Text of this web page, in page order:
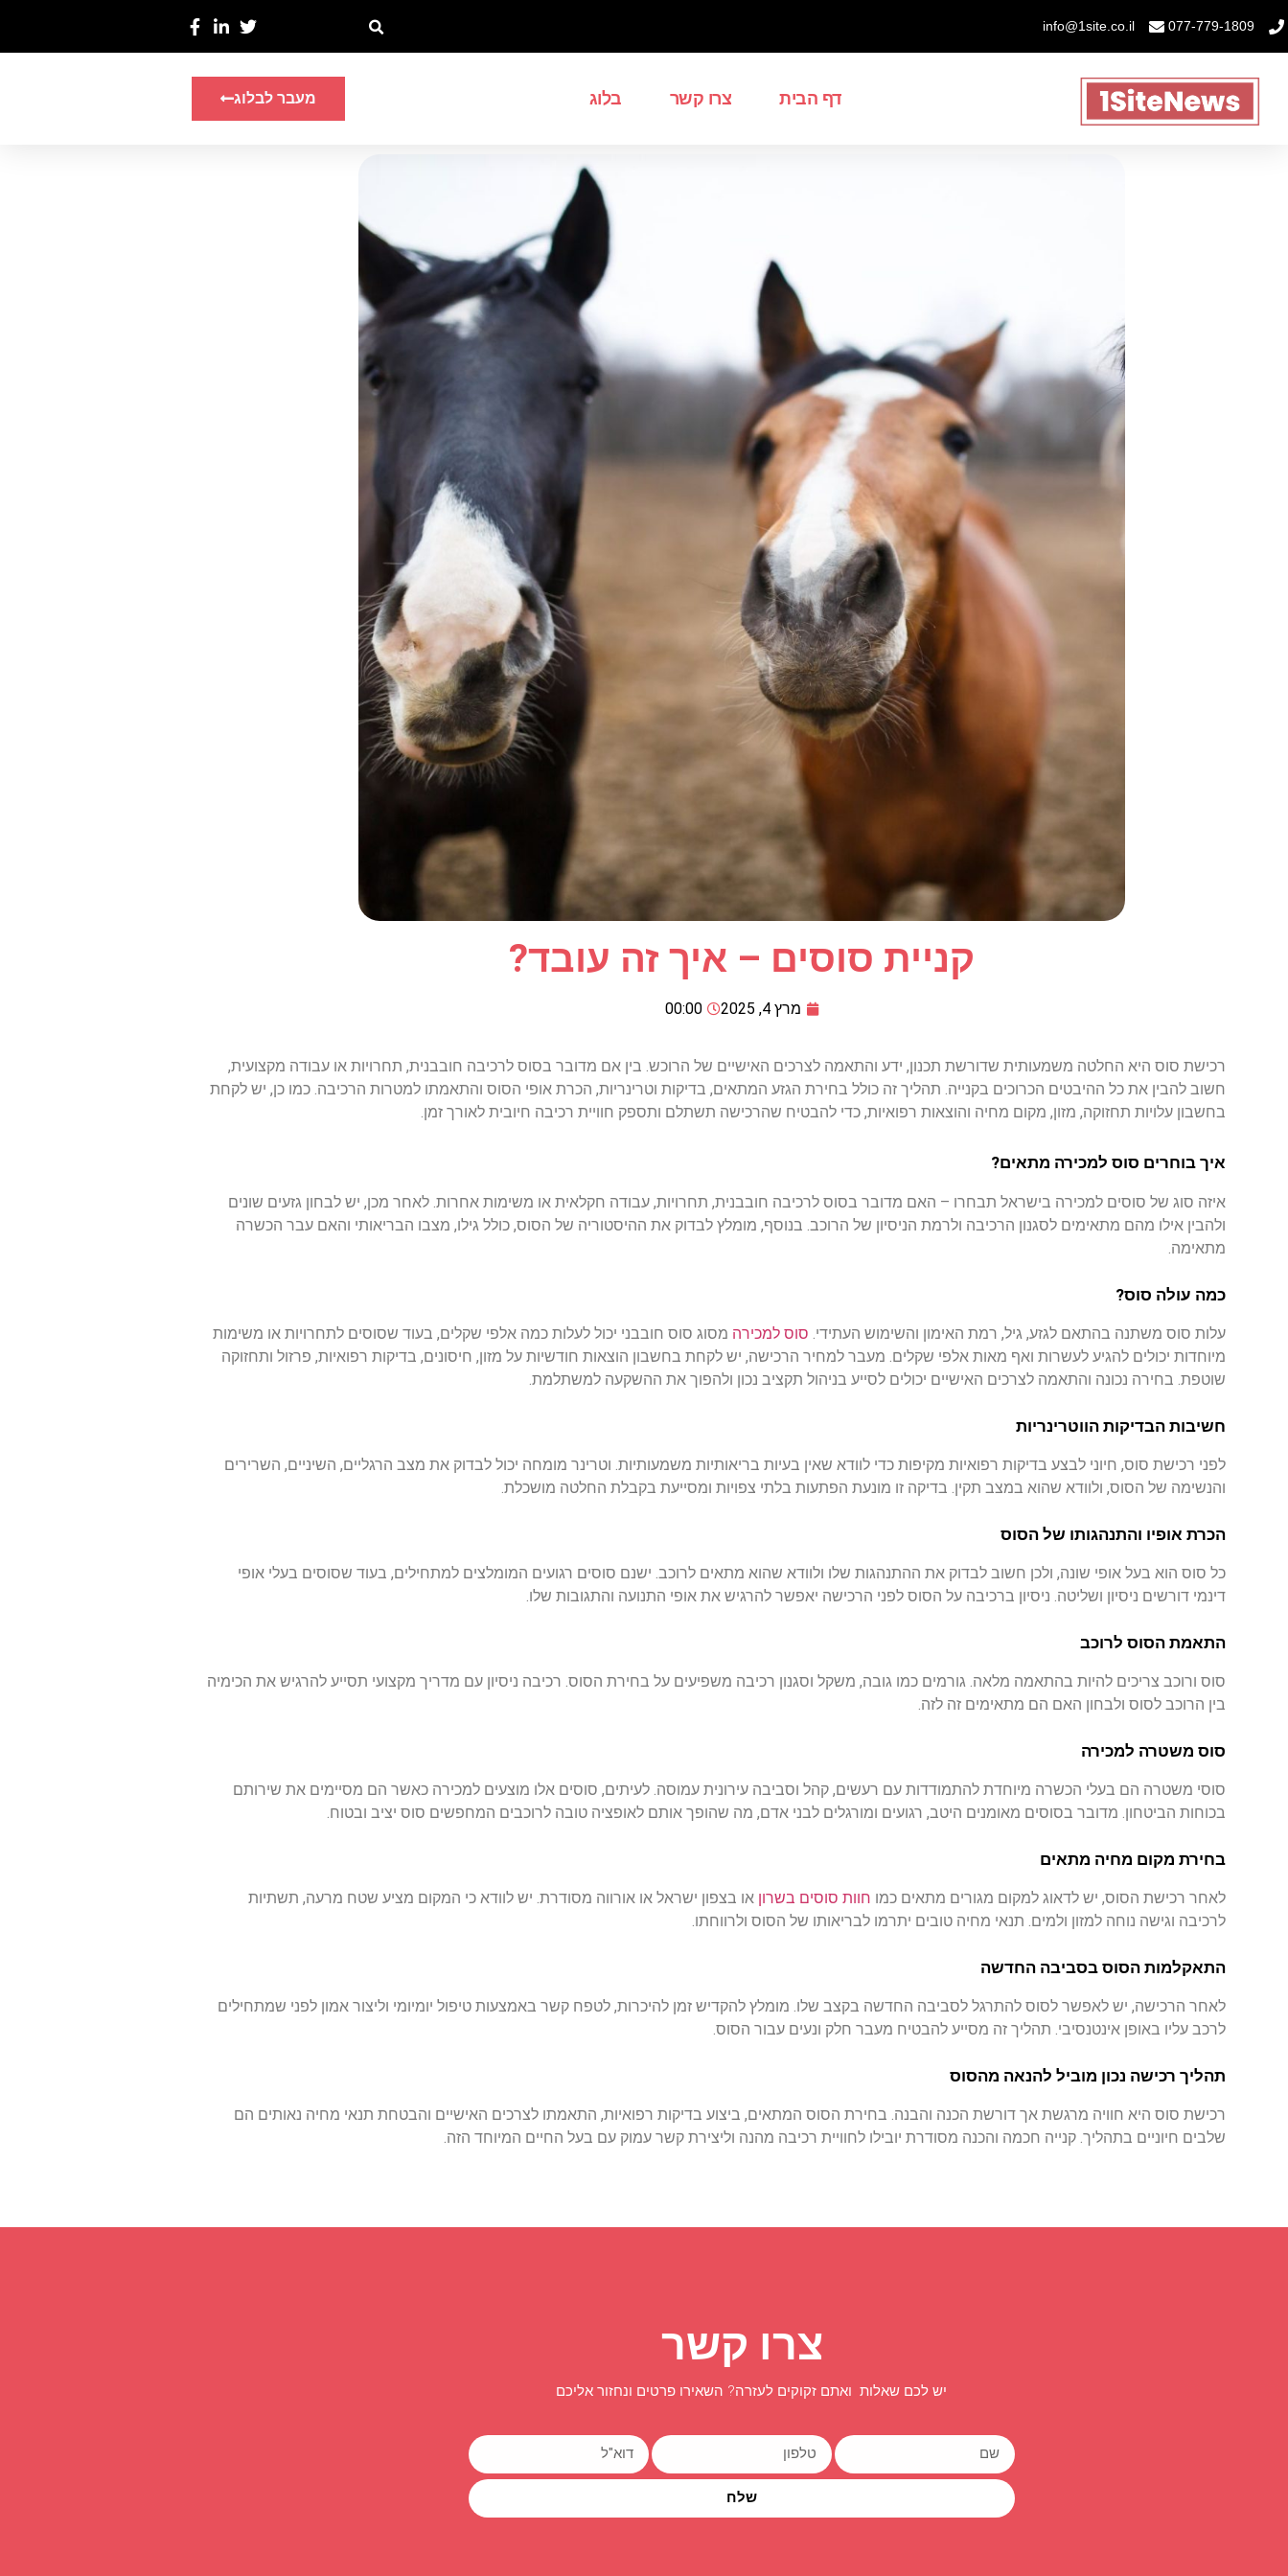
077-779-1809
info@1site.co.il
דף הבית צרו קשר בלוג מעבר לבלוג
קניית סוסים – איך זה עובד?
מרץ 4, 2025 00:00
רכישת סוס היא החלטה משמעותית שדורשת תכנון, ידע והתאמה לצרכים האישיים של הרוכש. בין אם מדובר בסוס לרכיבה חובבנית, תחרויות או עבודה מקצועית,
חשוב להבין את כל ההיבטים הכרוכים בקנייה. תהליך זה כולל בחירת הגזע המתאים, בדיקות וטרינריות, הכרת אופי הסוס והתאמתו למטרות הרכיבה. כמו כן, יש לקחת
בחשבון עלויות תחזוקה, מזון, מקום מחיה והוצאות רפואיות, כדי להבטיח שהרכישה תשתלם ותספק חוויית רכיבה חיובית לאורך זמן.
איך בוחרים סוס למכירה מתאים?
איזה סוג של סוסים למכירה בישראל תבחרו – האם מדובר בסוס לרכיבה חובבנית, תחרויות, עבודה חקלאית או משימות אחרות. לאחר מכן, יש לבחון גזעים שונים
ולהבין אילו מהם מתאימים לסגנון הרכיבה ולרמת הניסיון של הרוכב. בנוסף, מומלץ לבדוק את ההיסטוריה של הסוס, כולל גילו, מצבו הבריאותי והאם עבר הכשרה
מתאימה.
כמה עולה סוס?
עלות סוס משתנה בהתאם לגזע, גיל, רמת האימון והשימוש העתידי. סוס למכירה מסוג סוס חובבני יכול לעלות כמה אלפי שקלים, בעוד שסוסים לתחרויות או משימות
מיוחדות יכולים להגיע לעשרות ואף מאות אלפי שקלים. מעבר למחיר הרכישה, יש לקחת בחשבון הוצאות חודשיות על מזון, חיסונים, בדיקות רפואיות, פרזול ותחזוקה
שוטפת. בחירה נכונה והתאמה לצרכים האישיים יכולים לסייע בניהול תקציב נכון ולהפוך את ההשקעה למשתלמת.
חשיבות הבדיקות הווטרינריות
לפני רכישת סוס, חיוני לבצע בדיקות רפואיות מקיפות כדי לוודא שאין בעיות בריאותיות משמעותיות. וטרינר מומחה יכול לבדוק את מצב הרגליים, השיניים, השרירים
והנשימה של הסוס, ולוודא שהוא במצב תקין. בדיקה זו מונעת הפתעות בלתי צפויות ומסייעת בקבלת החלטה מושכלת.
הכרת אופיו והתנהגותו של הסוס
כל סוס הוא בעל אופי שונה, ולכן חשוב לבדוק את ההתנהגות שלו ולוודא שהוא מתאים לרוכב. ישנם סוסים רגועים המומלצים למתחילים, בעוד שסוסים בעלי אופי
דינמי דורשים ניסיון ושליטה. ניסיון ברכיבה על הסוס לפני הרכישה יאפשר להרגיש את אופי התנועה והתגובות שלו.
התאמת הסוס לרוכב
סוס ורוכב צריכים להיות בהתאמה מלאה. גורמים כמו גובה, משקל וסגנון רכיבה משפיעים על בחירת הסוס. רכיבה ניסיון עם מדריך מקצועי תסייע להרגיש את הכימיה
בין הרוכב לסוס ולבחון האם הם מתאימים זה לזה.
סוס משטרה למכירה
סוסי משטרה הם בעלי הכשרה מיוחדת להתמודדות עם רעשים, קהל וסביבה עירונית עמוסה. לעיתים, סוסים אלו מוצעים למכירה כאשר הם מסיימים את שירותם
בכוחות הביטחון. מדובר בסוסים מאומנים היטב, רגועים ומורגלים לבני אדם, מה שהופך אותם לאופציה טובה לרוכבים המחפשים סוס יציב ובטוח.
בחירת מקום מחיה מתאים
לאחר רכישת הסוס, יש לדאוג למקום מגורים מתאים כמו חוות סוסים בשרון או בצפון ישראל או אורווה מסודרת. יש לוודא כי המקום מציע שטח מרעה, תשתיות
לרכיבה וגישה נוחה למזון ולמים. תנאי מחיה טובים יתרמו לבריאותו של הסוס ולרווחתו.
התאקלמות הסוס בסביבה החדשה
לאחר הרכישה, יש לאפשר לסוס להתרגל לסביבה החדשה בקצב שלו. מומלץ להקדיש זמן להיכרות, לטפח קשר באמצעות טיפול יומיומי וליצור אמון לפני שמתחילים
לרכב עליו באופן אינטנסיבי. תהליך זה מסייע להבטיח מעבר חלק ונעים עבור הסוס.
תהליך רכישה נכון מוביל להנאה מהסוס
רכישת סוס היא חוויה מרגשת אך דורשת הכנה והבנה. בחירת הסוס המתאים, ביצוע בדיקות רפואיות, התאמתו לצרכים האישיים והבטחת תנאי מחיה נאותים הם
שלבים חיוניים בתהליך. קנייה חכמה והכנה מסודרת יובילו לחוויית רכיבה מהנה וליצירת קשר עמוק עם בעל החיים המיוחד הזה.
צרו קשר
יש לכם שאלות ואתם זקוקים לעזרה? השאירו פרטים ונחזור אליכם
שלח